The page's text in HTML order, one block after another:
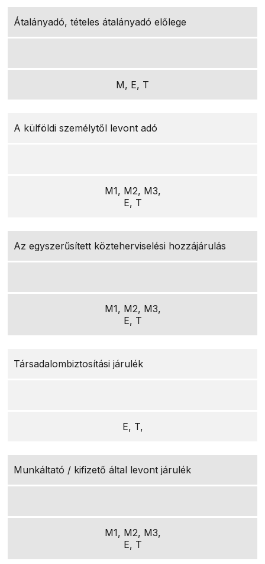
Átalányadó, tételes átalányadó előlege
M, E, T
A külföldi személytől levont adó
M1, M2, M3,
E, T
Az egyszerűsített közteherviselési hozzájárulás
M1, M2, M3,
E, T
Társadalombiztosítási járulék
E, T,
Munkáltató / kifizető által levont járulék
M1, M2, M3,
E, T